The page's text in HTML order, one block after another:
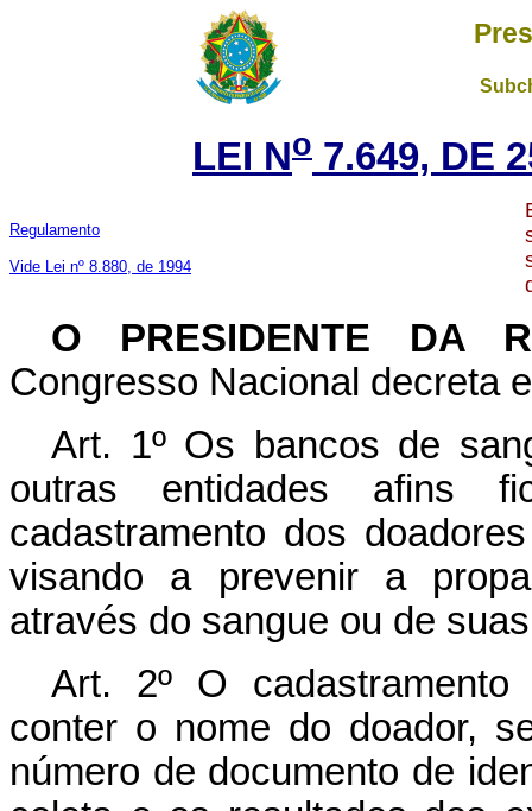
LEI No 7.649, DE
Regulamento
Vide Lei nº 8.880, de 1994
O PRESIDENTE DA
Congresso Nacional decreta
Art. 1º Os bancos de
outras entidades afins
cadastramento dos
visando a prevenir a
através do sangue ou de
Art. 2º O
conter o nome do doador,
número de documento de